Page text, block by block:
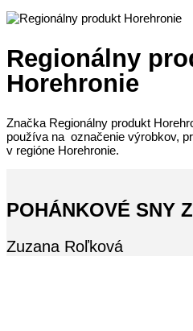
Regionálny
Horehronie
Značka Regionálny produkt
používa na označenie výrobkov,
v regióne Horehronie.
POHÁNKOVÉ SNY
Zuzana Roľková